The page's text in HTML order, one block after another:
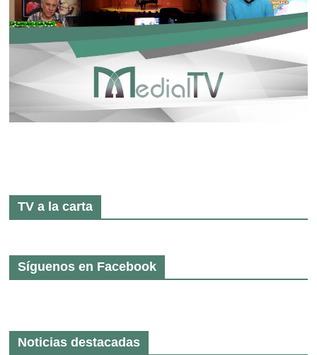
TV a la carta
Síguenos en Facebook
Noticias destacadas